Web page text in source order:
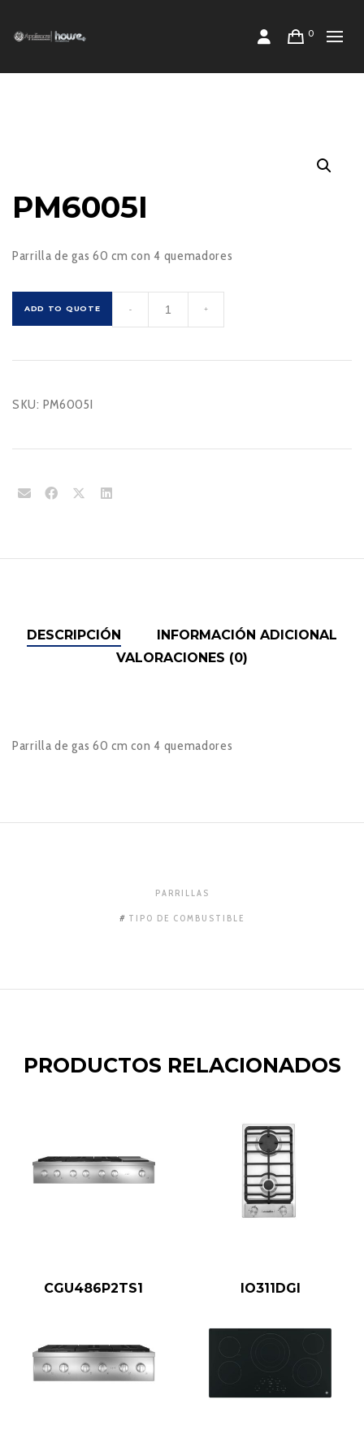
0
PM6005I
Parrilla de gas 60 cm con 4 quemadores
ADD TO QUOTE
cantidad
- +
SKU: PM6005I
DESCRIPCIÓN
INFORMACIÓN ADICIONAL
VALORACIONES (0)
Parrilla de gas 60 cm con 4 quemadores
PARRILLAS
TIPO DE COMBUSTIBLE
PRODUCTOS RELACIONADOS
CGU486P2TS1 IO311DGI